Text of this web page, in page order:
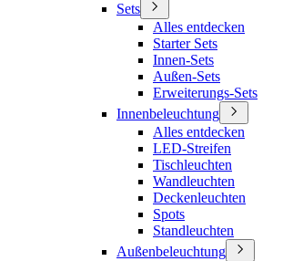
Sets
Alles entdecken
Starter Sets
Innen-Sets
Außen-Sets
Erweiterungs-Sets
Innenbeleuchtung
Alles entdecken
LED-Streifen
Tischleuchten
Wandleuchten
Deckenleuchten
Spots
Standleuchten
Außenbeleuchtung